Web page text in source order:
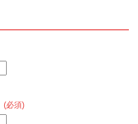
(必須)